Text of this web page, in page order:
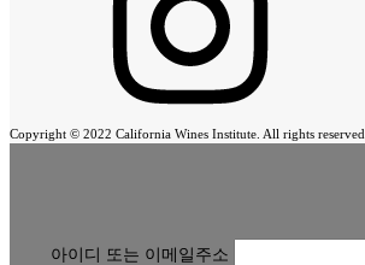
Copyright © 2022 California Wines Institute. All rights reserved.
아이디 또는 이메일주소